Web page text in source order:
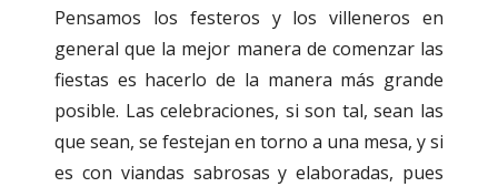
Pensamos los festeros y los villeneros en
general que la mejor manera de comenzar las
fiestas es hacerlo de la manera más grande
posible. Las celebraciones, si son tal, sean las
que sean, se festejan en torno a una mesa, y si
es con viandas sabrosas y elaboradas, pues